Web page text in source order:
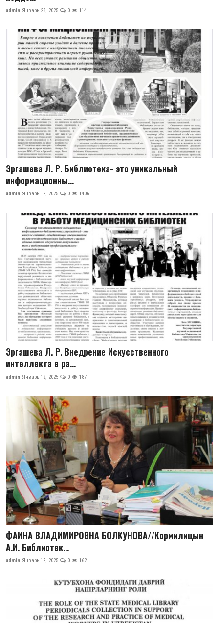
admin Январь 23, 2025 0 114
Эргашева Л. Р. Библиотека- это уникальный
информационны...
admin Январь 12, 2025 0 1406
Эргашева Л. Р. Внедрение Искусственного
интеллекта в ра...
admin Январь 12, 2025 0 187
ФАИНА ВЛАДИМИРОВНА БОЛКУНОВА//Кормилицын
А.И. Библиотек...
admin Январь 12, 2025 0 162